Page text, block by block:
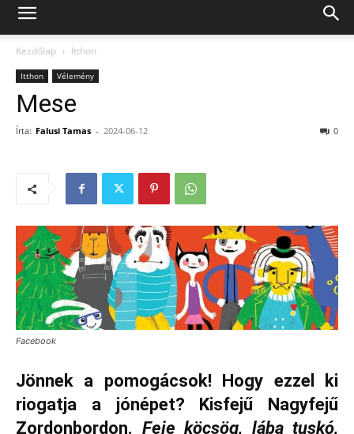
Kezdőlap Itthon
Itthon Vélemény
Mese
Írta: Falusi Tamas - 2024-06-12 0
Facebook
Jönnek a pomogácsok! Hogy ezzel ki
riogatja a jónépet? Kisfejű Nagyfejű
Zordonbordon. Feje köcsög, lába tuskó,